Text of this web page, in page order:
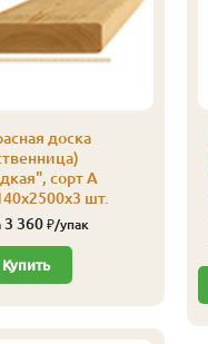
доска
сорт А
шт.
3 360₽/упак
Купить